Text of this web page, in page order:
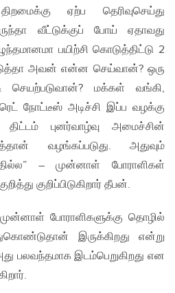
ஏற்ப தெரிவுசெய்து
வீட்டுக்குப் போய் ஏதாவது
பயிற்சி கொடுத்திட்டு 2
அவன் என்ன செய்வான்? ஒரு
செயற்படுவான்? மக்கள் வங்கி,
நோட்டீஸ் அடிச்சி இப்ப வழக்கு
புனர்வாழ்வு அமைச்சின்
வழங்கப்படுது. அதுவும்
– முன்னாள் போராளிகள்
குறிப்பிடுகிறார் தீபன்.
முன்னாள் போராளிகளுக்கு தொழில்
இருக்கிறது என்று
பலவந்தமாக இடம்பெறுகிறது என